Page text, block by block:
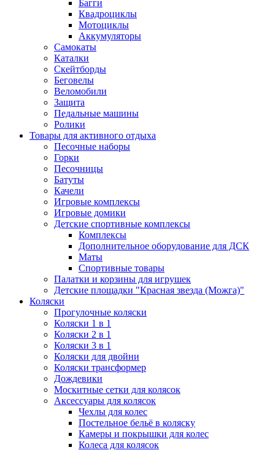
Багги
Квадроциклы
Мотоциклы
Аккумуляторы
Самокаты
Каталки
Скейтборды
Беговелы
Веломобили
Защита
Педальные машины
Ролики
Товары для активного отдыха
Песочные наборы
Горки
Песочницы
Батуты
Качели
Игровые комплексы
Игровые домики
Детские спортивные комплексы
Комплексы
Дополнительное оборудование для ДСК
Маты
Спортивные товары
Палатки и корзины для игрушек
Детские площадки "Красная звезда (Можга)"
Коляски
Прогулочные коляски
Коляски 1 в 1
Коляски 2 в 1
Коляски 3 в 1
Коляски для двойни
Коляски трансформер
Дождевики
Москитные сетки для колясок
Аксессуары для колясок
Чехлы для колес
Постельное бельё в коляску
Камеры и покрышки для колес
Колеса для колясок